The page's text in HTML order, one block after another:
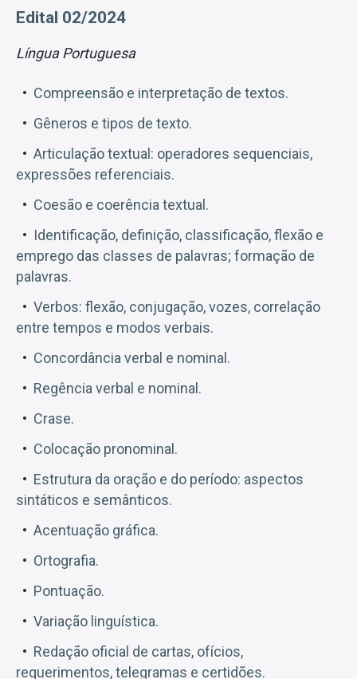
Edital 02/2024
Língua Portuguesa
Compreensão e interpretação de textos.
Gêneros e tipos de texto.
Articulação textual: operadores sequenciais,
expressões referenciais.
Coesão e coerência textual.
Identificação, definição, classificação, flexão e
emprego das classes de palavras; formação de
palavras.
Verbos: flexão, conjugação, vozes, correlação
entre tempos e modos verbais.
Concordância verbal e nominal.
Regência verbal e nominal.
Crase.
Colocação pronominal.
Estrutura da oração e do período: aspectos
sintáticos e semânticos.
Acentuação gráfica.
Ortografia.
Pontuação.
Variação linguística.
Redação oficial de cartas, ofícios,
requerimentos, telegramas e certidões.